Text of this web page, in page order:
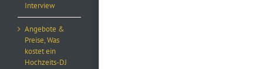
Interview
Angebote &
Preise, Was
kostet ein
Hochzeits-DJ